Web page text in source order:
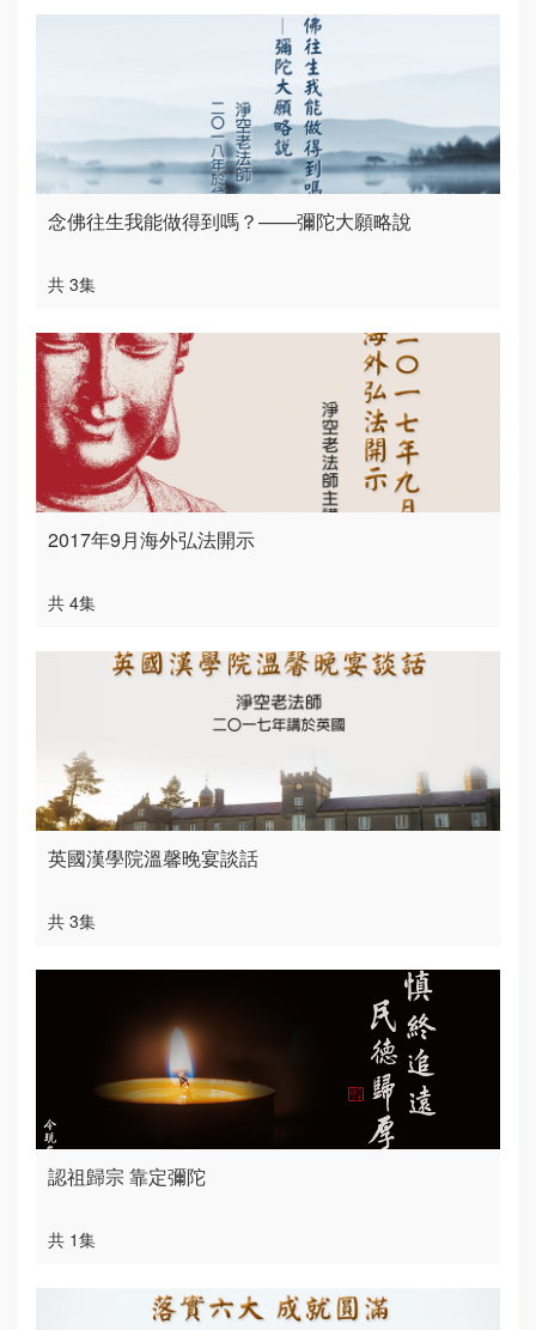
念佛往生我能做得到嗎？——彌陀大願略說
共 3集
2017年9月海外弘法開示
共 4集
英國漢學院溫馨晚宴談話
共 3集
認祖歸宗 靠定彌陀
共 1集